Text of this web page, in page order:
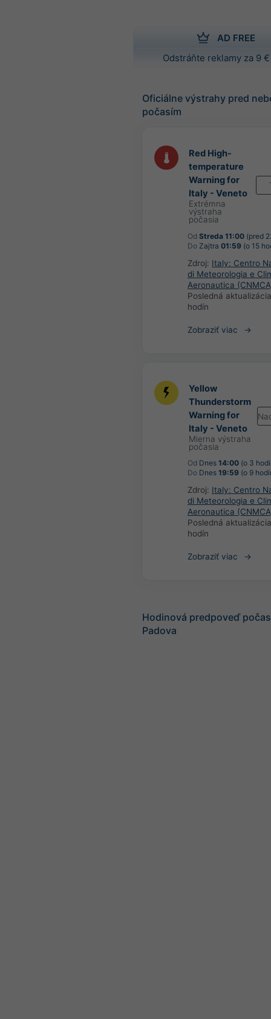
AD FREE
Odstráňte reklamy za 9
Oficiálne výstrahy pred
počasím
Red High-
temperature
Warning for
Italy - Veneto
Extrémna
výstraha
počasia
Od Streda 11:00 (pred
Do Zajtra 01:59 (o 15
Zdroj: Italy: Centro
di Meteorologia e
Aeronautica
Posledná
hodín
Zobraziť viac
Yellow
Thunderstorm
Warning for
Italy - Veneto
Mierna výstraha
počasia
Od Dnes 14:00 (o 3
Do Dnes 19:59 (o 9
Zdroj: Italy: Centro
di Meteorologia e
Aeronautica
Posledná
hodín
Zobraziť viac
Hodinová predpoveď
Padova